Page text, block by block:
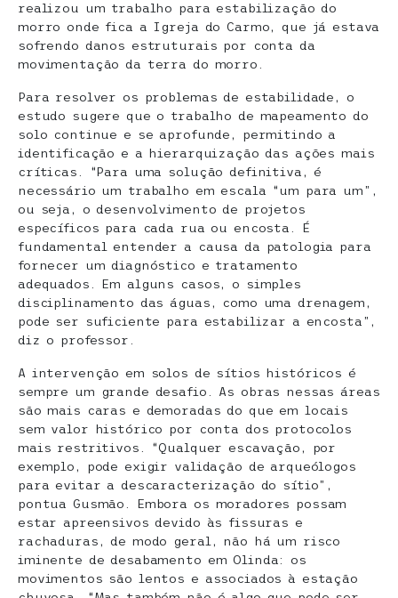
realizou um trabalho para estabilização do
morro onde fica a Igreja do Carmo, que já estava
sofrendo danos estruturais por conta da
movimentação da terra do morro.
Para resolver os problemas de estabilidade, o
estudo sugere que o trabalho de mapeamento do
solo continue e se aprofunde, permitindo a
identificação e a hierarquização das ações mais
críticas. “Para uma solução definitiva, é
necessário um trabalho em escala “um para um”,
ou seja, o desenvolvimento de projetos
específicos para cada rua ou encosta. É
fundamental entender a causa da patologia para
fornecer um diagnóstico e tratamento
adequados. Em alguns casos, o simples
disciplinamento das águas, como uma drenagem,
pode ser suficiente para estabilizar a encosta”,
diz o professor.
A intervenção em solos de sítios históricos é
sempre um grande desafio. As obras nessas áreas
são mais caras e demoradas do que em locais
sem valor histórico por conta dos protocolos
mais restritivos. “Qualquer escavação, por
exemplo, pode exigir validação de arqueólogos
para evitar a descaracterização do sítio”,
pontua Gusmão. Embora os moradores possam
estar apreensivos devido às fissuras e
rachaduras, de modo geral, não há um risco
iminente de desabamento em Olinda: os
movimentos são lentos e associados à estação